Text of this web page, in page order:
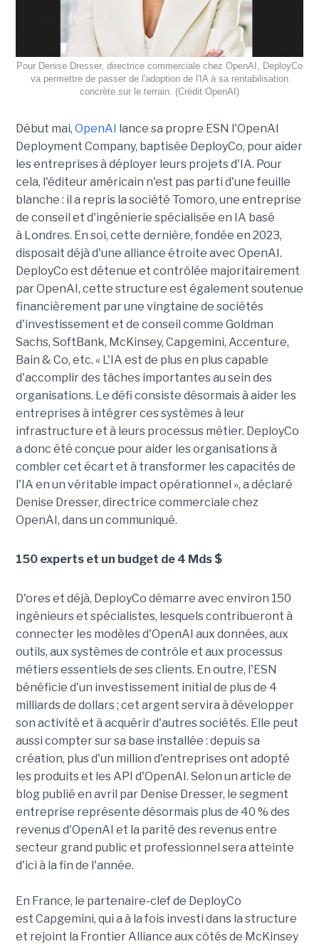
Pour Denise Dresser, directrice commerciale chez OpenAI, DeployCo
va permettre de passer de l'adoption de l'IA à sa rentabilisation
concrète sur le terrain. (Crédit OpenAI)
Début mai, OpenAI lance sa propre ESN l'OpenAI
Deployment Company, baptisée DeployCo, pour aider
les entreprises à déployer leurs projets d'IA. Pour
cela, l'éditeur américain n'est pas parti d'une feuille
blanche : il a repris la société Tomoro, une entreprise
de conseil et d'ingénierie spécialisée en IA basé
à Londres. En soi, cette dernière, fondée en 2023,
disposait déjà d'une alliance étroite avec OpenAI.
DeployCo est détenue et contrôlée majoritairement
par OpenAI, cette structure est également soutenue
financièrement par une vingtaine de sociétés
d'investissement et de conseil comme Goldman
Sachs, SoftBank, McKinsey, Capgemini, Accenture,
Bain & Co, etc. « L'IA est de plus en plus capable
d'accomplir des tâches importantes au sein des
organisations. Le défi consiste désormais à aider les
entreprises à intégrer ces systèmes à leur
infrastructure et à leurs processus métier. DeployCo
a donc été conçue pour aider les organisations à
combler cet écart et à transformer les capacités de
l'IA en un véritable impact opérationnel », a déclaré
Denise Dresser, directrice commerciale chez
OpenAI, dans un communiqué.
150 experts et un budget de 4 Mds $
D'ores et déjà, DeployCo démarre avec environ 150
ingénieurs et spécialistes, lesquels contribueront à
connecter les modèles d'OpenAI aux données, aux
outils, aux systèmes de contrôle et aux processus
métiers essentiels de ses clients. En outre, l'ESN
bénéficie d'un investissement initial de plus de 4
milliards de dollars ; cet argent servira à développer
son activité et à acquérir d'autres sociétés. Elle peut
aussi compter sur sa base installée : depuis sa
création, plus d'un million d'entreprises ont adopté
les produits et les API d'OpenAI. Selon un article de
blog publié en avril par Denise Dresser, le segment
entreprise représente désormais plus de 40 % des
revenus d'OpenAI et la parité des revenus entre
secteur grand public et professionnel sera atteinte
d'ici à la fin de l'année.
En France, le partenaire-clef de DeployCo
est Capgemini, qui a à la fois investi dans la structure
et rejoint la Frontier Alliance aux côtés de McKinsey